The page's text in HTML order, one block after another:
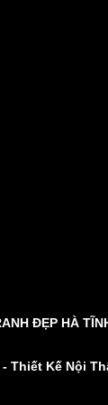
ĐẸP HÀ
- Thiết Kế Nội